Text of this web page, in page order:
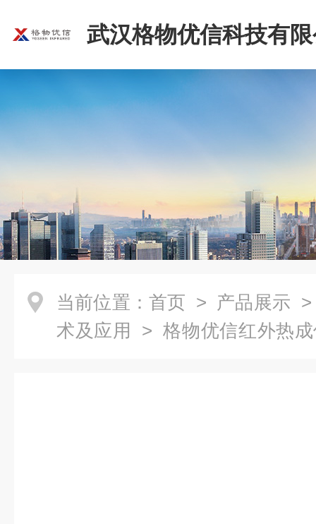
武汉格物优信科技有
当前位置： 首页 > 产品展示
术及应用
> 格物优信红外热